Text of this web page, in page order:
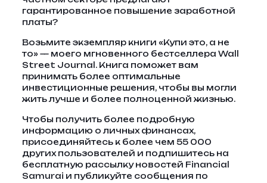
гарантированное повышение заработной
платы?
Возьмите экземпляр книги «Купи это, а не
то» — моего мгновенного бестселлера Wall
Street Journal. Книга поможет вам
принимать более оптимальные
инвестиционные решения, чтобы вы могли
жить лучше и более полноценной жизнью.
Чтобы получить более подробную
информацию о личных финансах,
присоединяйтесь к более чем 55 000
других пользователей и подпишитесь на
бесплатную рассылку новостей Financial
Samurai и публикуйте сообщения по